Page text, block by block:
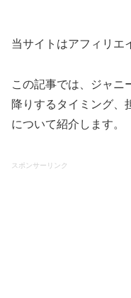
当サイトはアフィリエ
この記事では、ジャニ
降りするタイミング、
について紹介します。
スポンサーリンク